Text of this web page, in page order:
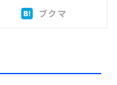
ブクマ